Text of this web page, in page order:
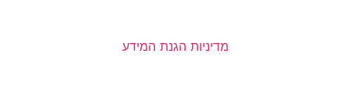
מדיניות הגנת המידע